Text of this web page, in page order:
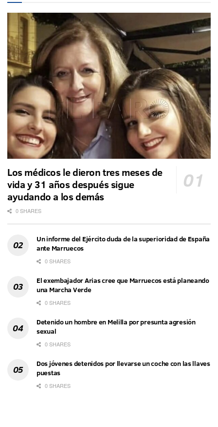
Los médicos le dieron tres meses de
vida y 31 años después sigue
ayudando a los demás
0 SHARES
Un informe del Ejército duda de la superioridad de España
ante Marruecos
0 SHARES
El exembajador Arias cree que Marruecos está planeando
una Marcha Verde
0 SHARES
Detenido un hombre en Melilla por presunta agresión
sexual
0 SHARES
Dos jóvenes detenidos por llevarse un coche con las llaves
puestas
0 SHARES